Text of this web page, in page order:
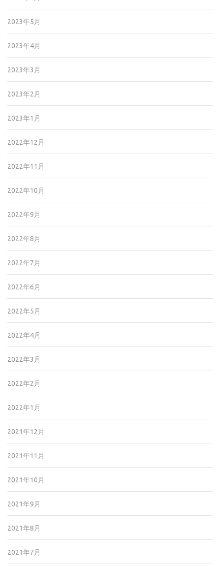
2023年5月
2023年4月
2023年3月
2023年2月
2023年1月
2022年12月
2022年11月
2022年10月
2022年9月
2022年8月
2022年7月
2022年6月
2022年5月
2022年4月
2022年3月
2022年2月
2022年1月
2021年12月
2021年11月
2021年10月
2021年9月
2021年8月
2021年7月